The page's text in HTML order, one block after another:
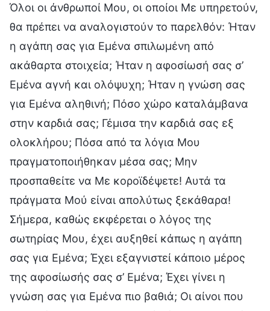
Όλοι οι άνθρωποί Μου, οι οποίοι Με υπηρετούν,
θα πρέπει να αναλογιστούν το παρελθόν: Ήταν
η αγάπη σας για Εμένα σπιλωμένη από
ακάθαρτα στοιχεία; Ήταν η αφοσίωσή σας σ’
Εμένα αγνή και ολόψυχη; Ήταν η γνώση σας
για Εμένα αληθινή; Πόσο χώρο καταλάμβανα
στην καρδιά σας; Γέμισα την καρδιά σας εξ
ολοκλήρου; Πόσα από τα λόγια Μου
πραγματοποιήθηκαν μέσα σας; Μην
προσπαθείτε να Με κοροϊδέψετε! Αυτά τα
πράγματα Μού είναι απολύτως ξεκάθαρα!
Σήμερα, καθώς εκφέρεται ο λόγος της
σωτηρίας Μου, έχει αυξηθεί κάπως η αγάπη
σας για Εμένα; Έχει εξαγνιστεί κάποιο μέρος
της αφοσίωσής σας σ’ Εμένα; Έχει γίνει η
γνώση σας για Εμένα πιο βαθιά; Οι αίνοι που